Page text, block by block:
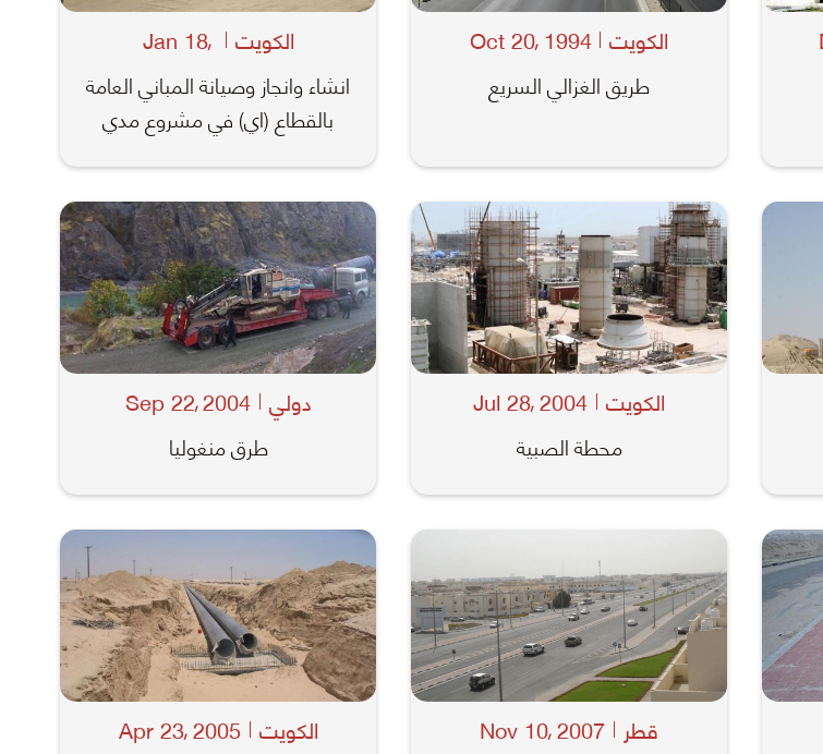
Jan 18, الكويت
انشاء وانجاز وصيانة المباني العامة
بالقطاع (اي) في مشروع مدي
Oct 20, 1994 الكويت
طريق الغزالي السريع
Sep 22,2004 دولي
طرق منغوليا
Jul 28,2004 الكويت
محطة الصبية
Apr 23,2005 الكويت Nov 10,2007 قطر